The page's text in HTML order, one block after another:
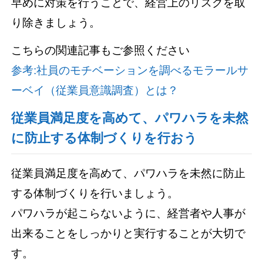
早めに対策を行うことで、経営上のリスクを取
り除きましょう。
こちらの関連記事もご参照ください
参考:社員のモチベーションを調べるモラールサ
ーベイ（従業員意識調査）とは？
従業員満足度を高めて、パワハラを未然
に防止する体制づくりを行おう
従業員満足度を高めて、パワハラを未然に防止
する体制づくりを行いましょう。
パワハラが起こらないように、経営者や人事が
出来ることをしっかりと実行することが大切で
す。